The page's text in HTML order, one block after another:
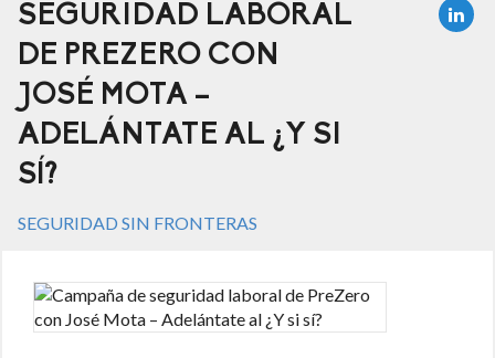
SEGURIDAD LABORAL
DE PREZERO CON
JOSÉ MOTA –
ADELÁNTATE AL ¿Y SI
SÍ?
SEGURIDAD SIN FRONTERAS